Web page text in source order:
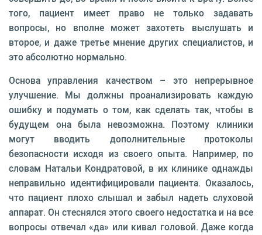
того, пациент имеет право не только задавать
вопросы, но вполне может захотеть выслушать и
второе, и даже третье мнение других специалистов, и
это абсолютно нормально.
Основа управления качеством – это непрерывное
улучшение. Мы должны проанализировать каждую
ошибку и подумать о том, как сделать так, чтобы в
будущем она была невозможна. Поэтому клиники
могут вводить дополнительные протоколы
безопасности исходя из своего опыта. Например, по
словам Натальи Кондратовой, в их клинике однажды
неправильно идентифицировали пациента. Оказалось,
что пациент плохо слышал и забыл надеть слуховой
аппарат. Он стеснялся этого своего недостатка и на все
вопросы отвечал «да» или кивал головой. Даже когда